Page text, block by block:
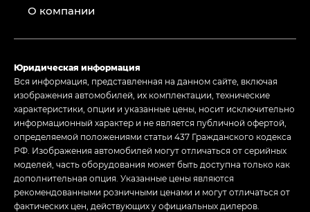
О компании
Юридическая информация
Вся информация, представленная на данном сайте, включая
изображения автомобилей, их комплектации, технические
характеристики, опции и указанные цены, носит исключительно
информационный характер и не является публичной офертой,
определяемой положениями статьи 437 Гражданского кодекса
РФ. Изображения автомобилей могут отличаться от серийных
моделей, часть оборудования может быть доступна только как
дополнительная опция. Указанные цены являются
рекомендованными розничными ценами и могут отличаться от
фактических цен, действующих у официальных дилеров.